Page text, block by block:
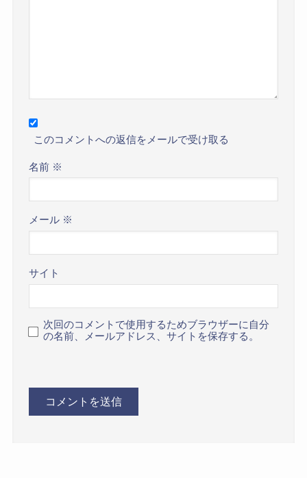
このコメントへの返信をメールで受け取る
名前 ※
メール ※
サイト
次回のコメントで使用するためブラウザーに自分
の名前、メールアドレス、サイトを保存する。